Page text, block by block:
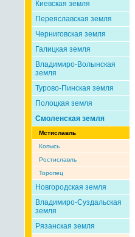
Киевская земля
Переяславская земля
Черниговская земля
Галицкая земля
Владимиро-Волынская
земля
Турово-Пинская земля
Полоцкая земля
Смоленская земля
Мстиславль
Копысь
Ростиславль
Торопец
Новгородская земля
Владимиро-Суздальская
земля
Рязанская земля